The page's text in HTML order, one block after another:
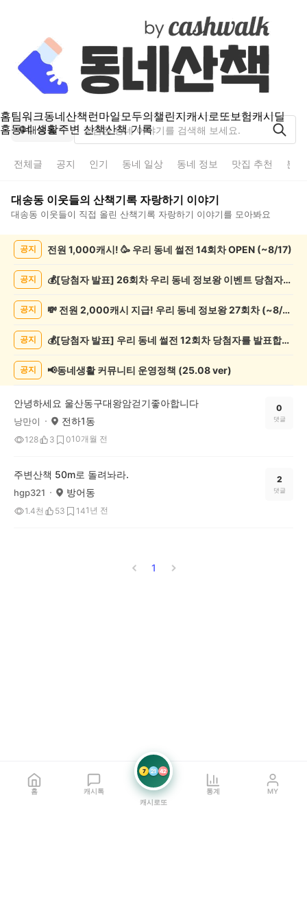
홈팀워크동네산책런마일모두의챌린지캐시로또보험캐시딜
홈동네 생활주변 산책산책 기록
대송동
전체글 공지 인기 동네 일상 동네 정보 맛집 추천 분
대송동 이웃들의 산책기록 자랑하기 이야기
대송동 이웃들이 직접 올린 산책기록 자랑하기 이야기를 모아봐요
게
공지 전원 1,000캐시! 🥳 우리 동네 썰전 14회차 OPEN (~8/17)
공지 💰[당첨자 발표] 26회차 우리 동네 정보왕 이벤트 당첨자를 발표합니다!
공지 💸 전원 2,000캐시 지급! 우리 동네 정보왕 27회차 (~8/10)
공지 💰[당첨자 발표] 우리 동네 썰전 12회차 당첨자를 발표합니다!
공지 📢동네생활 커뮤니티 운영정책 (25.08 ver)
안녕하세요 울산동구대왕암걷기좋아합니다
낭만이 전하1동
128 3 010개월 전
0
댓글
주변산책 50m로 돌려놔라.
hgp321 방어동
1.4천 53 141년 전
2
댓글
1
홈 캐시톡
7 21 42
캐시로또
통계 MY